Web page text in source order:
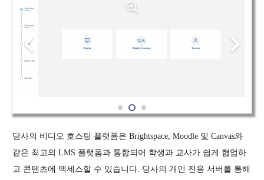
당사의 비디오 호스팅 플랫폼은 Brightspace, Moodle 및 Canvas와
같은 최고의 LMS 플랫폼과 통합되어 학생과 교사가 쉽게 협업하
고 콘텐츠에 액세스할 수 있습니다. 당사의 개인 전용 서버를 통해